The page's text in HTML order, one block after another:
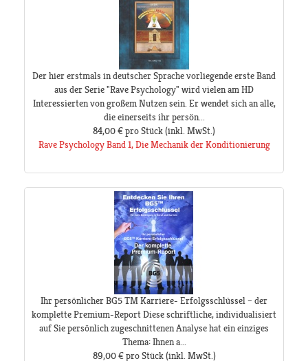
Der hier erstmals in deutscher Sprache vorliegende erste Band
aus der Serie "Rave Psychology" wird vielen am HD
Interessierten von großem Nutzen sein. Er wendet sich an alle,
die einerseits ihr persön...
84,00 €pro Stück(inkl. MwSt.)
Rave Psychology Band 1, Die Mechanik der Konditionierung
Ihr persönlicher BG5 TM Karriere- Erfolgsschlüssel – der
komplette Premium-Report Diese schriftliche, individualisiert
auf Sie persönlich zugeschnittenen Analyse hat ein einziges
Thema: Ihnen a...
89,00 € pro Stück(inkl. MwSt.)